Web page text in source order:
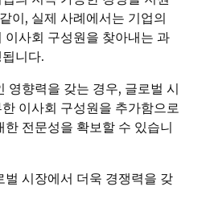
이, 실제 사례에서는 기업의
이사회 구성원을 찾아내는 과
니다.
영향력을 갖는 경우, 글로벌 시
이사회 구성원을 추가함으로
전문성을 확보할 수 있습니
벌 시장에서 더욱 경쟁력을 갖